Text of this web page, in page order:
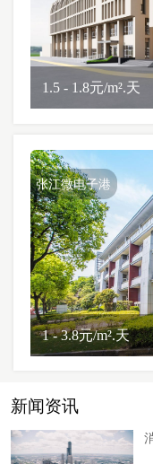
1.5 - 1.8元/m².天
张江微电子港
1 - 3.8元/m².天
新闻资讯